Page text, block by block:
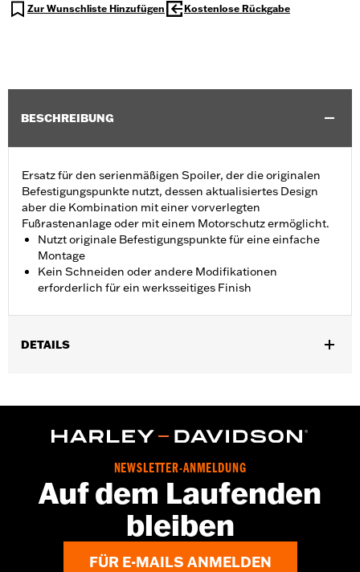
Zur Wunschliste Hinzufügen Kostenlose Rückgabe
BESCHREIBUNG
Ersatz für den serienmäßigen Spoiler, der die originalen
Befestigungspunkte nutzt, dessen aktualisiertes Design
aber die Kombination mit einer vorverlegten
Fußrastenanlage oder mit einem Motorschutz ermöglicht.
Nutzt originale Befestigungspunkte für eine einfache
Montage
Kein Schneiden oder andere Modifikationen
erforderlich für ein werksseitiges Finish
DETAILS
In der Box: Linker und rechter Bugschutz und
NEWSLETTER-ANMELDUNG
Auf dem Laufenden
bleiben
FÜR E-MAILS ANMELDEN